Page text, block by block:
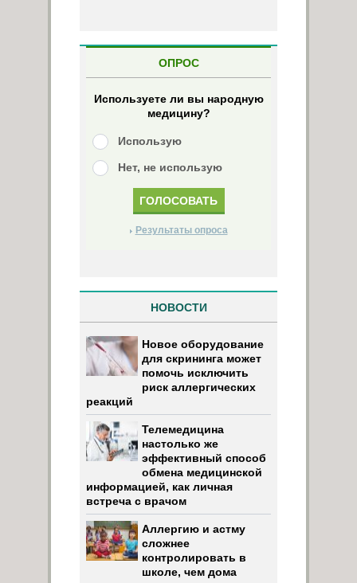
ОПРОС
Используете ли вы народную
медицину?
Использую
Нет, не использую
Результаты опроса
НОВОСТИ
Новое оборудование
для скрининга может
помочь исключить
риск аллергических
реакций
Телемедицина
настолько же
эффективный способ
обмена медицинской
информацией, как личная
встреча с врачом
Аллергию и астму
сложнее
контролировать в
школе, чем дома